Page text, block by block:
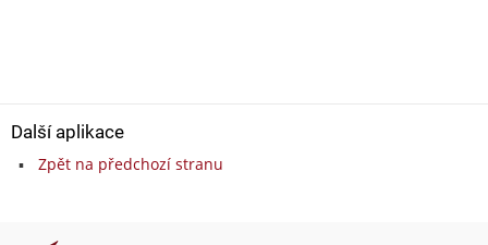
Další aplikace
Zpět na předchozí stranu